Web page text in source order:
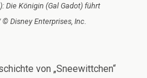
Die Königin (Gal Gadot) führt
Disney Enterprises, Inc.
von „Sneewittchen“